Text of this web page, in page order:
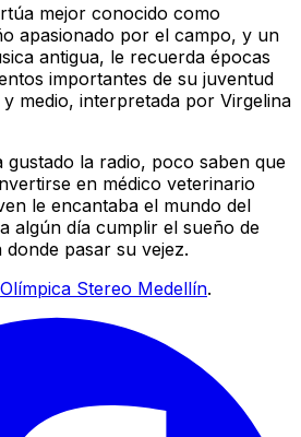
mejor conocido como
apasionado por el campo, y un
antigua, le recuerda épocas
importantes de su juventud
medio, interpretada por Virgelina
gustado la radio, poco saben que
en médico veterinario
le encantaba el mundo del
algún día cumplir el sueño de
pasar su vejez.
Olímpica Stereo Medellín.